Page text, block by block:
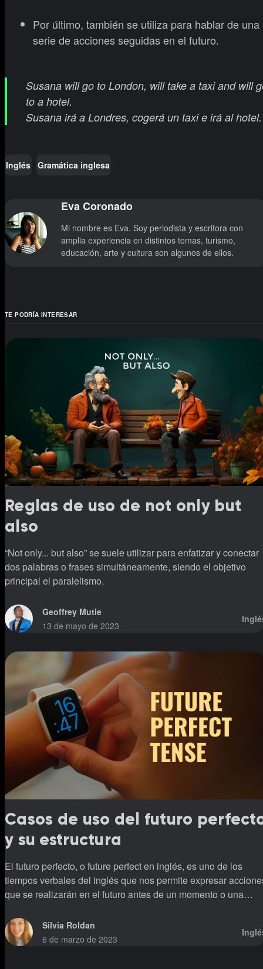
Por último, también se utiliza para hablar de una
serie de acciones seguidas en el futuro.
Susana will go to London, will take a taxi and will
to a hotel.
Susana irá a Londres, cogerá un taxi e irá al hotel.
Inglés Gramática inglesa
Eva Coronado
Mi nombre es Eva. Soy periodista y escritora con
amplia experiencia en distintos temas, turismo,
educación, arte y cultura son algunos de ellos.
TE PODRÍA INTERESAR
Reglas de uso de not only but
also
“Not only... but also” se suele utilizar para enfatizar y conectar
dos palabras o frases simultáneamente, siendo el objetivo
principal el paralelismo.
Geoffrey Mutie
13 de mayo de 2023
Casos de uso del futuro
y su estructura
El futuro perfecto, o future perfect en inglés, es uno de los
tiempos verbales del inglés que nos permite expresar
que se realizarán en el futuro antes de un momento o una
Silvia Roldan
6 de marzo de 2023